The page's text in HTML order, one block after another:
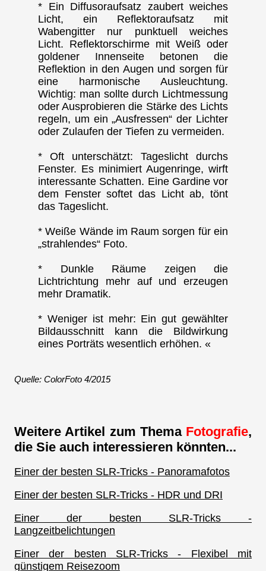
* Ein Diffusoraufsatz zaubert weiches
Licht, ein Reflektoraufsatz mit
Wabengitter nur punktuell weiches
Licht. Reflektorschirme mit Weiß oder
goldener Innenseite betonen die
Reflektion in den Augen und sorgen für
eine harmonische Ausleuchtung.
Wichtig: man sollte durch Lichtmessung
oder Ausprobieren die Stärke des Lichts
regeln, um ein „Ausfressen“ der Lichter
oder Zulaufen der Tiefen zu vermeiden.
* Oft unterschätzt: Tageslicht durchs
Fenster. Es minimiert Augenringe, wirft
interessante Schatten. Eine Gardine vor
dem Fenster softet das Licht ab, tönt
das Tageslicht.
* Weiße Wände im Raum sorgen für ein
„strahlendes“ Foto.
* Dunkle Räume zeigen die
Lichtrichtung mehr auf und erzeugen
mehr Dramatik.
* Weniger ist mehr: Ein gut gewählter
Bildausschnitt kann die Bildwirkung
eines Porträts wesentlich erhöhen. «
Quelle: ColorFoto 4/2015
Weitere Artikel zum Thema Fotografie,
die Sie auch interessieren könnten...
Einer der besten SLR-Tricks - Panoramafotos
Einer der besten SLR-Tricks - HDR und DRI
Einer der besten SLR-Tricks -
Langzeitbelichtungen
Einer der besten SLR-Tricks - Flexibel mit
günstigem Reisezoom